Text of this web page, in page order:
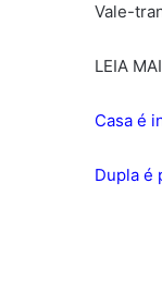
Vale-
LEIA
Casa é
Dupla é